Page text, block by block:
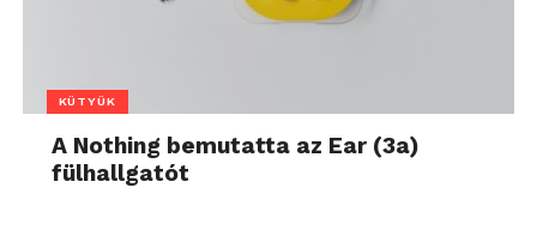
KÜTYÜK
A Nothing bemutatta az Ear (3a)
fülhallgatót